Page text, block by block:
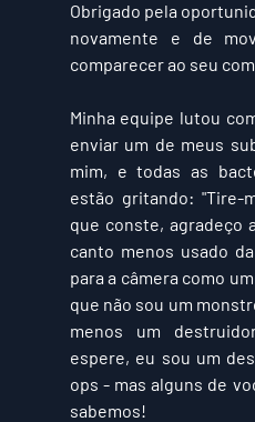
Obrigado pela
novamente e de
comparecer ao seu
Minha equipe lutou
enviar um de meus
mim, e todas as
estão gritando: "Tire-
que conste, agradeço
canto menos usado
para a câmera como
que não sou um
menos um
espere, eu sou um
ops - mas alguns de
sabemos!